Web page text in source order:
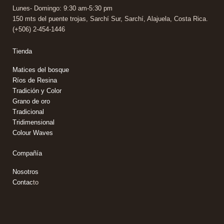
Lunes- Domingo: 9:30 am-5:30 pm
150 mts del puente trojas, Sarchí Sur, Sarchí, Alajuela, Costa Rica.
(+506) 2-454-1446
Tienda
Matices del bosque
Ríos de Resina
Tradición y Color
Grano de oro
Tradicional
Tridimensional
Colour Waves
Compañía
Nosotros
Contacto